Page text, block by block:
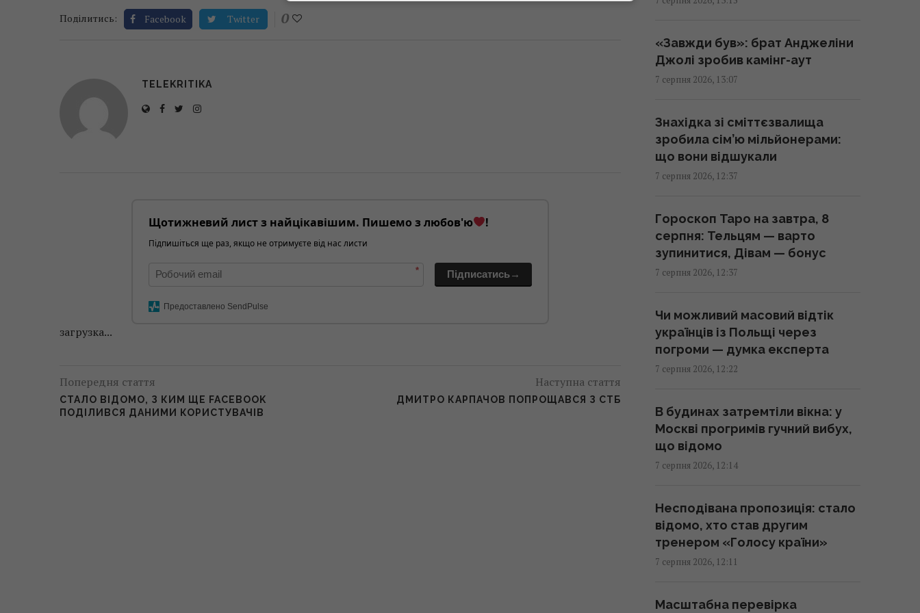
Поділитись: Facebook Twitter 0
TELEKRITIKA
Щотижневий лист з найцікавішим. Пишемо з любов'ю !
Підпишіться ще раз, якщо не отримуєте від нас листи
* Підписатись→
Предоставлено SendPulse
загрузка...
Попередня стаття
СТАЛО ВІДОМО, З КИМ ЩЕ FACEBOOK
ПОДІЛИВСЯ ДАНИМИ КОРИСТУВАЧІВ
Наступна стаття
ДМИТРО КАРПАЧОВ ПОПРОЩАВСЯ З СТБ
РФ нарощує випуск
боротися
13:04 п'ятниця, 07 серпня 2026
підприємств, - ЗМІ
12:53 п'ятниця, 07 серпня 2026
розкрили простий лайфхак
12:46 п'ятниця, 07 серпня 2026
тепер
12:44 п'ятниця, 07 серпня 2026
50%: експерт пояснив причину
12:40 п'ятниця, 07 серпня 2026
для травлення та судин
«Завжди був»: брат Анджеліни
Джолі зробив камінг-аут
7 серпня 2026, 13:07
Знахідка зі сміттєзвалища
зробила сім’ю мільйонерами:
що вони відшукали
7 серпня 2026, 12:37
Гороскоп Таро на завтра, 8
серпня: Тельцям — варто
зупинитися, Дівам — бонус
7 серпня 2026, 12:37
Чи можливий масовий відтік
українців із Польщі через
погроми — думка експерта
7 серпня 2026, 12:22
В будинах затремтіли вікна: у
Москві прогримів гучний вибух,
що відомо
7 серпня 2026, 12:14
Несподівана пропозиція: стало
відомо, хто став другим
тренером «Голосу країни»
7 серпня 2026, 12:11
Масштабна перевірка